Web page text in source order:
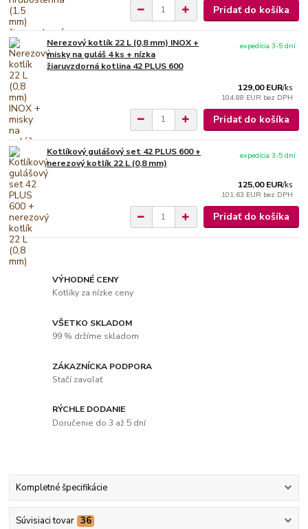
Pridať do košíka
Nerezový kotlík 22 L (0,8 mm) INOX +
misky na guláš 4 ks + nízka
žiaruvzdorná kotlina 42 PLUS 600
129,00 EUR/ks
104,88 EUR bez DPH
expedícia 3-5 dní
Pridať do košíka
Kotlíkový gulášový set 42 PLUS 600 +
nerezový kotlík 22 L (0,8 mm)
125,00 EUR/ks
101,63 EUR bez DPH
expedícia 3-5 dní
Pridať do košíka
VÝHODNÉ CENY
Kotlíky za nízke ceny
VŠETKO SKLADOM
99 % držíme skladom
ZÁKAZNÍCKA PODPORA
Stačí zavolať
RÝCHLE DODANIE
Doručenie do 3 až 5 dní
Kompletné špecifikácie
Súvisiaci tovar 36